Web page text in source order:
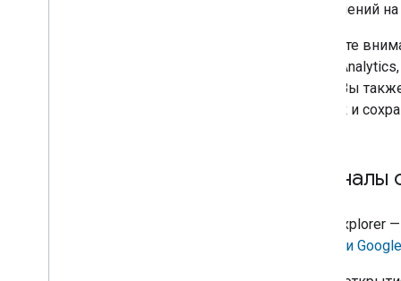
обновлений
Обратите
Home
дома. Вы
метрик и
Журналы
Logs Explorer
консоли